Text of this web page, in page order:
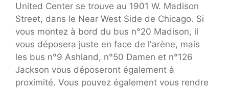
United Center se trouve au 1901 W. Madison
Street, dans le Near West Side de Chicago. Si
vous montez à bord du bus n°20 Madison, il
vous déposera juste en face de l'arène, mais
les bus n°9 Ashland, n°50 Damen et n°126
Jackson vous déposeront également à
proximité. Vous pouvez également vous rendre